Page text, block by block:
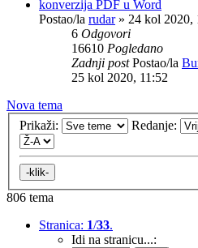
konverzija PDF u Word
Postao/la rudar» 24 kol 2020,
6 Odgovori
16610 Pogledano
Zadnji postPostao/la
25 kol 2020, 11:52
Nova tema
Prikaži:
Redanje:
806 tema
Stranica: 1/33.
Idi na stranicu...: